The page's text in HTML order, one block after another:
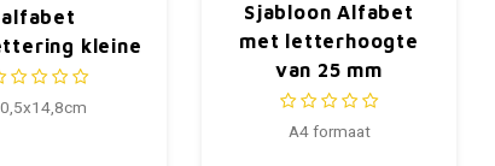
alfabet
kleine
Card
Sjabloon Alfabet
met letterhoogte
van 25 mm
A4 formaat